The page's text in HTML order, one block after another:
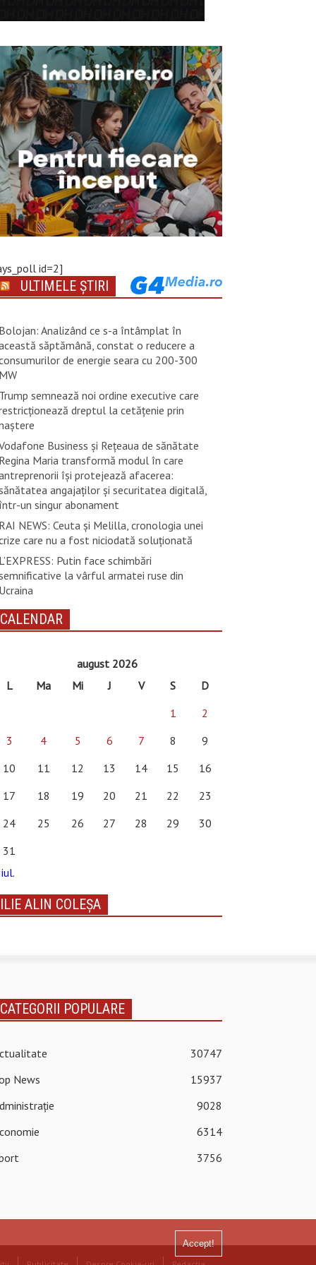
id=2]
ULTIMELE ȘTIRI
Analizând ce s-a întâmplat în
săptămână, constat o reducere a
de energie seara cu 200-300
semnează noi ordine executive care
dreptul la cetăţenie prin
Business și Rețeaua de sănătate
Maria transformă modul în care
își protejează afacerea:
angajaților și securitatea digitală,
un singur abonament
NEWS: Ceuta și Melilla, cronologia unei
care nu a fost niciodată soluționată
Putin face schimbări
la vârful armatei ruse din
CALENDAR
august 2026
L
Ma Mi J V S
D
1
2
3
4 5 6 7 8
9
10
11 12 13 14 15
16
17
18 19 20 21 22
23
24
25 26 27 28 29
30
31
ILIE ALIN COLEȘA
CATEGORII POPULARE
30747
News
15937
9028
6314
3756
Accept!